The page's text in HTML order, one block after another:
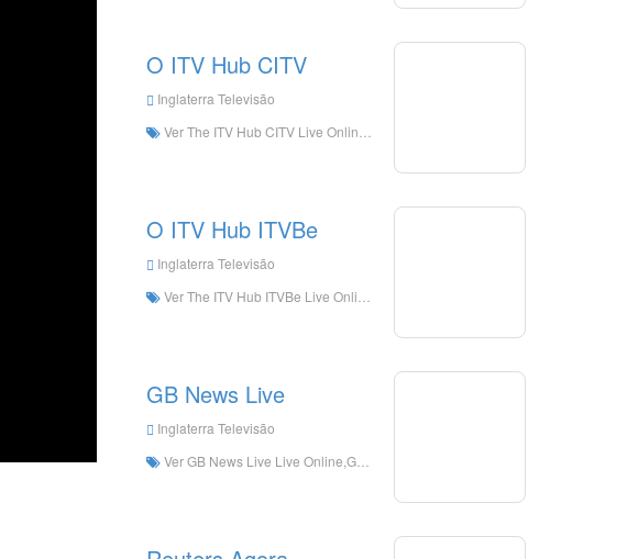
O ITV Hub CITV
Inglaterra Televisão
Ver The ITV Hub CITV Live Online,The ITV Hub CITV HD Live Streaning,The ITV Hub CITV Watch Live TV from England
O ITV Hub ITVBe
Inglaterra Televisão
Ver The ITV Hub ITVBe Live Online,The ITV Hub ITVBe HD Live Streaning,The ITV Hub ITVBe Ver TV ao vivo a partir de Inglaterra
GB News Live
Inglaterra Televisão
Ver GB News Live Live Online,GB News Live HD Live Streaning,GB News Live Watch Live TV from England